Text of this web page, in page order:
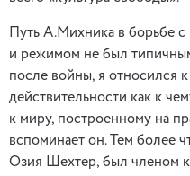
Путь А.Михника в борьбе
и режимом не был
после войны, я относился
действительности как к
к миру, построенному на
вспоминает он. Тем более
Озия Шехтер, был членом